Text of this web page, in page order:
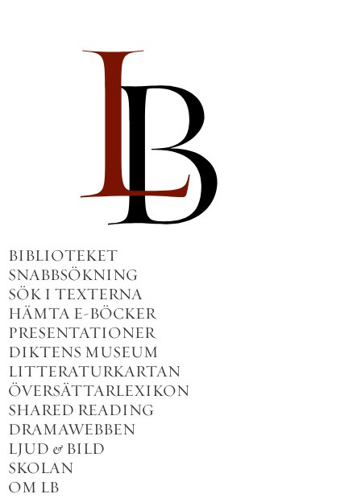
BIBLIOTEKET
SNABBSÖKNING
SÖK I TEXTERNA
HÄMTA E-BÖCKER
PRESENTATIONER
DIKTENS MUSEUM
LITTERATURKARTAN
ÖVERSÄTTARLEXIKON
SHARED READING
DRAMAWEBBEN
LJUD & BILD
SKOLAN
OM LB